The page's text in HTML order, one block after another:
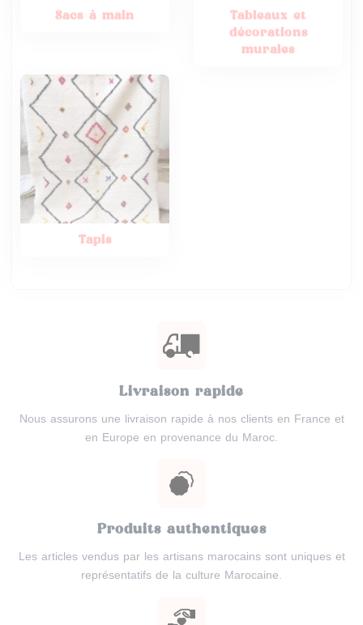
Sacs à main
Tableaux et
décorations
murales
Tapis
Livraison rapide
Nous assurons une livraison rapide à nos clients en France et
en Europe en provenance du Maroc.
Produits authentiques
Les articles vendus par les artisans marocains sont uniques et
représentatifs de la culture Marocaine.